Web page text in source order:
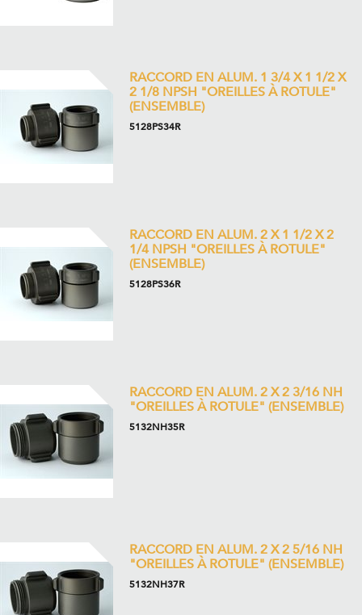
RACCORD EN ALUM. 1 3/4 X 1 1/2 X
2 1/8 NPSH "OREILLES À ROTULE"
(ENSEMBLE)
5128PS34R
RACCORD EN ALUM. 2 X 1 1/2 X 2
1/4 NPSH "OREILLES À ROTULE"
(ENSEMBLE)
5128PS36R
RACCORD EN ALUM. 2 X 2 3/16 NH
"OREILLES À ROTULE" (ENSEMBLE)
5132NH35R
RACCORD EN ALUM. 2 X 2 5/16 NH
"OREILLES À ROTULE" (ENSEMBLE)
5132NH37R